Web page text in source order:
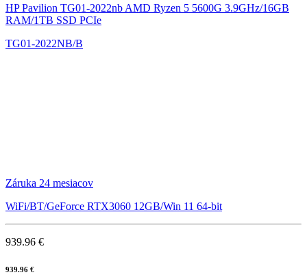
HP Pavilion TG01-2022nb AMD Ryzen 5 5600G 3.9GHz/16GB
RAM/1TB SSD PCIe
TG01-2022NB/B
Záruka 24 mesiacov
WiFi/BT/GeForce RTX3060 12GB/Win 11 64-bit
939.96 €
939.96 €